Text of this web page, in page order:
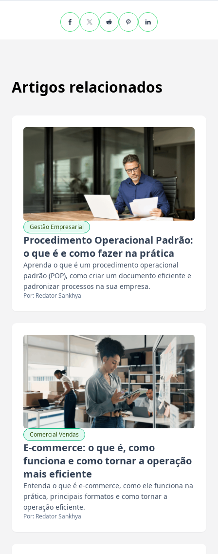
Artigos relacionados
Gestão Empresarial
Procedimento Operacional Padrão:
o que é e como fazer na prática
Aprenda o que é um procedimento operacional
padrão (POP), como criar um documento eficiente e
padronizar processos na sua empresa.
Por: Redator Sankhya
Comercial Vendas
E-commerce: o que é, como
funciona e como tornar a operação
mais eficiente
Entenda o que é e-commerce, como ele funciona na
prática, principais formatos e como tornar a
operação eficiente.
Por: Redator Sankhya